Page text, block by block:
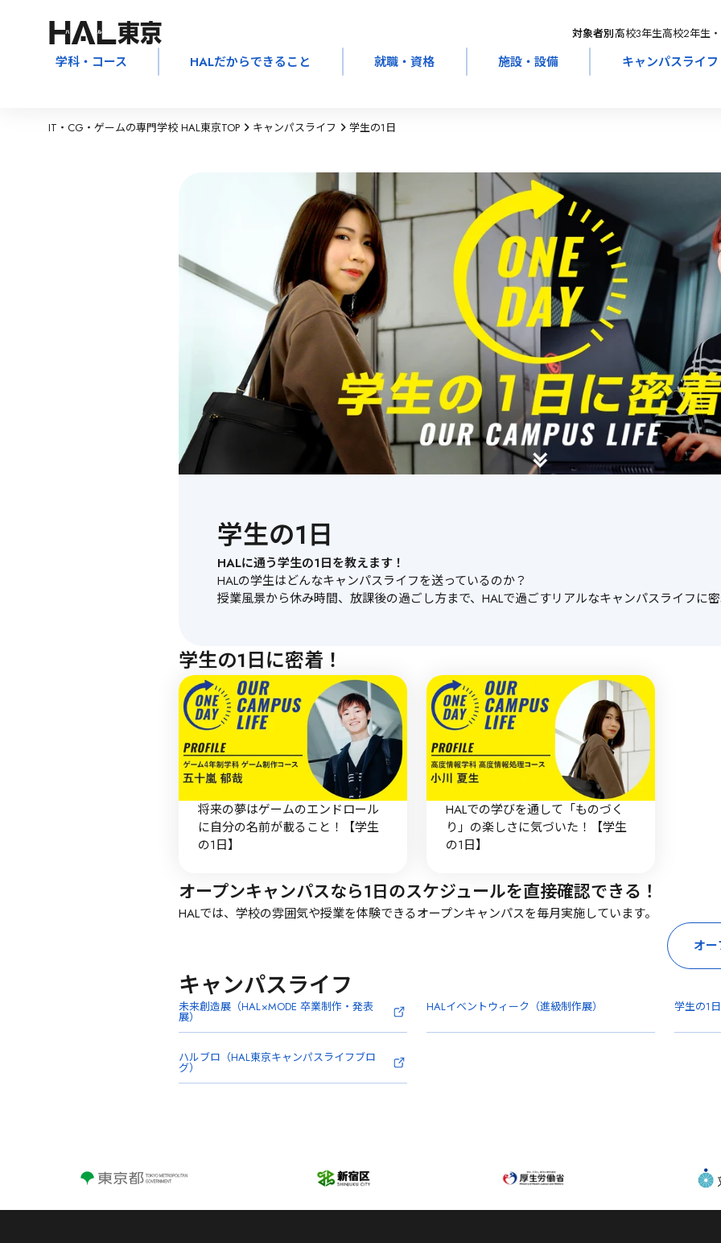
対象者別：高校3年生高校2年生
学科・コース HALだからできること 就職・資格 施設・設備 キャンパスライフ
IT・CG・ゲームの専門学校 HAL東京TOP キャンパスライフ 学生の1日
学生の1日
HALに通う学生の1日を教えます！
HALの学生はどんなキャンパスライフを送っているのか？
授業風景から休み時間、放課後の過ごし方まで、HALで過ごすリアルなキャンパスライフに
学生の1日に密着！
将来の夢はゲームのエンドロール
に自分の名前が載ること！【学生
の1日】
HALでの学びを通して「ものづく
り」の楽しさに気づいた！【学生
の1日】
オープンキャンパスなら1日のスケジュールを直接確認できる！
HALでは、学校の雰囲気や授業を体験できるオープンキャンパスを毎月実施しています。
オ
キャンパスライフ
未来創造展（HAL×MODE 卒業制作・発表
展）
HALイベントウィーク（進級制作展） 学生の1日
ハルブロ（HAL東京キャンパスライフブロ
グ）